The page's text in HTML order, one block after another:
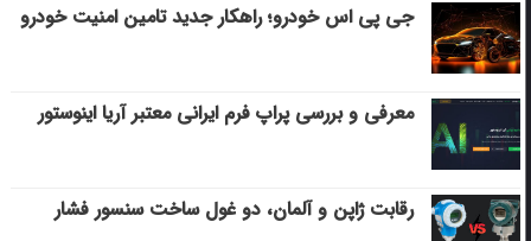
جی پی اس خودرو؛ راهکار جدید تامین امنیت خودرو
معرفی و بررسی پراپ فرم ایرانی معتبر آریا اینوستور
رقابت ژاپن و آلمان، دو غول ساخت سنسور فشار